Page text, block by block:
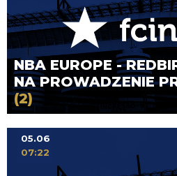
NBA EUROPE -
NA PROWADZENIE
(2)
05.06
07:22